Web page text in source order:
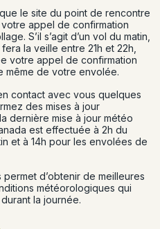
le site du point de rencontre
appel de confirmation
S’il s’agit d’un vol du matin,
la veille entre 21h et 22h,
votre appel de confirmation
même de votre envolée.
contact avec vous quelques
des mises à jour
dernière mise à jour météo
est effectuée à 2h du
et à 14h pour les envolées de
d’obtenir de meilleures
météorologiques qui
la journée.